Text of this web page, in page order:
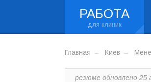
РАБОТА
Главная Киев
резюме обновлено 25